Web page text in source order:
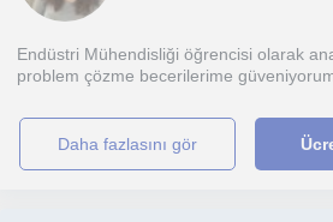
Endüstri Mühendisliği öğrencisi olarak
problem çözme becerilerime
daha fazlasını gör